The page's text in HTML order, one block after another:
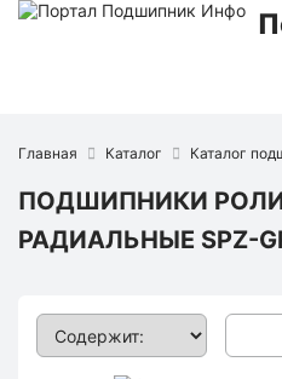
Главная Каталог Каталог
ПОДШИПНИКИ
РАДИАЛЬНЫЕ SPZ-